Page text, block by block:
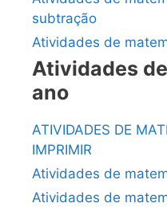
subtração
Atividades de
Atividades
ano
ATIVIDADES DE
IMPRIMIR
Atividades de
Atividades de